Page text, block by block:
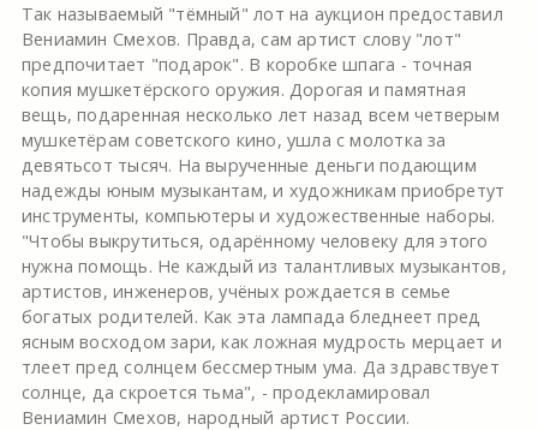
Так называемый "тёмный" лот на аукцион предоставил
Вениамин Смехов. Правда, сам артист слову "лот"
предпочитает "подарок". В коробке шпага - точная
копия мушкетёрского оружия. Дорогая и памятная
вещь, подаренная несколько лет назад всем четверым
мушкетёрам советского кино, ушла с молотка за
девятьсот тысяч. На вырученные деньги подающим
надежды юным музыкантам, и художникам приобретут
инструменты, компьютеры и художественные наборы.
"Чтобы выкрутиться, одарённому человеку для этого
нужна помощь. Не каждый из талантливых музыкантов,
артистов, инженеров, учёных рождается в семье
богатых родителей. Как эта лампада бледнеет пред
ясным восходом зари, как ложная мудрость мерцает и
тлеет пред солнцем бессмертным ума. Да здравствует
солнце, да скроется тьма", - продекламировал
Вениамин Смехов, народный артист России.